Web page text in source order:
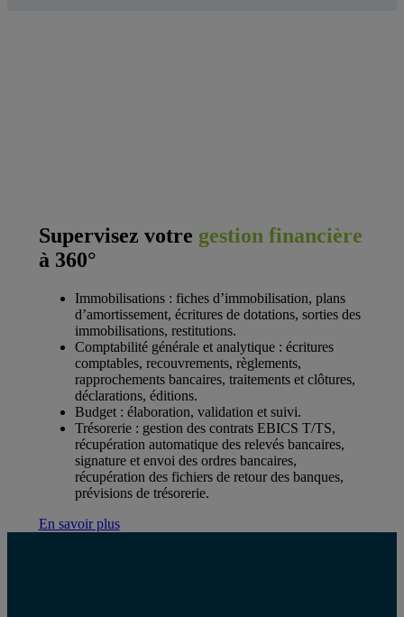
Supervisez votre gestion financière
à 360°
Immobilisations : fiches d’immobilisation, plans
d’amortissement, écritures de dotations, sorties des
immobilisations, restitutions.
Comptabilité générale et analytique : écritures
comptables, recouvrements, règlements,
rapprochements bancaires, traitements et clôtures,
déclarations, éditions.
Budget : élaboration, validation et suivi.
Trésorerie : gestion des contrats EBICS T/TS,
récupération automatique des relevés bancaires,
signature et envoi des ordres bancaires,
récupération des fichiers de retour des banques,
prévisions de trésorerie.
En savoir plus